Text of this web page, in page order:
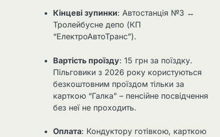
Кінцеві зупинки: Автостанція №3 ↔
Тролейбусне депо (КП
“ЕлектроАвтоТранс”).
Вартість проїзду: 15 грн за поїздку.
Пільговики з 2026 року користуються
безкоштовним проїздом тільки за
карткою “Галка” – пенсійне посвідчення
без неї не проходить.
Оплата: Кондуктору готівкою, карткою